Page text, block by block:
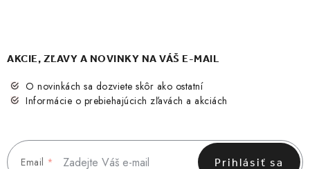
AKCIE, ZĽAVY A NOVINKY NA VÁŠ E-MAIL
O novinkách sa dozviete skôr ako ostatní
Informácie o prebiehajúcich zľavách a akciách
Email Prihlásiť sa